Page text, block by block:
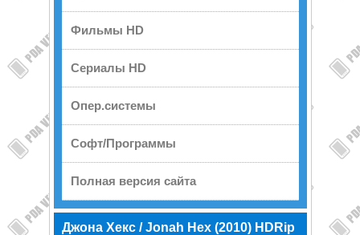
Фильмы HD
Сериалы HD
Опер.системы
Софт/Программы
Полная версия сайта
Джона Хекс / Jonah Hex (2010) HDRip